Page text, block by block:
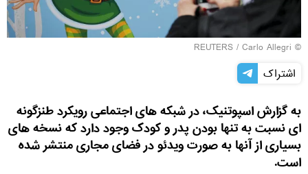
©
REUTERS / Carlo Allegri
اشتراک
به گزارش اسپوتنیک، در شبکه های اجتماعی رویکرد طنزگونه
ای نسبت به تنها بودن پدر و کودک وجود دارد که نسخه های
بسیاری از آنها به صورت ویدئو در فضای مجاری منتشر شده
است.